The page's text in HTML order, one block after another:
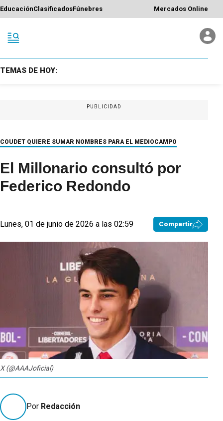
EducaciónClasificadosFúnebres Mercados Online
TEMAS DE HOY:
PUBLICIDAD
COUDET QUIERE SUMAR NOMBRES PARA EL MEDIOCAMPO
El Millonario consultó por
Federico Redondo
Lunes, 01 de junio de 2026 a las 02:59 Compartir
X (@AAAJoficial)
Por Redacción